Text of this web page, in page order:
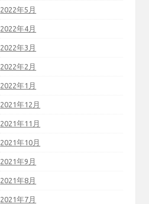
2022年5月
2022年4月
2022年3月
2022年2月
2022年1月
2021年12月
2021年11月
2021年10月
2021年9月
2021年8月
2021年7月